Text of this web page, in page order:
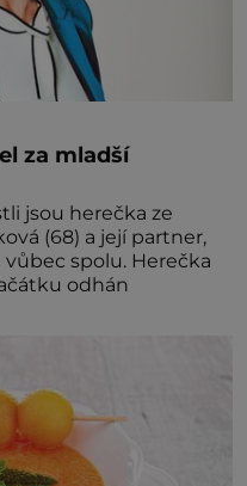
za mladší
jsou herečka ze
(68) a její partner,
spolu. Herečka
odhán